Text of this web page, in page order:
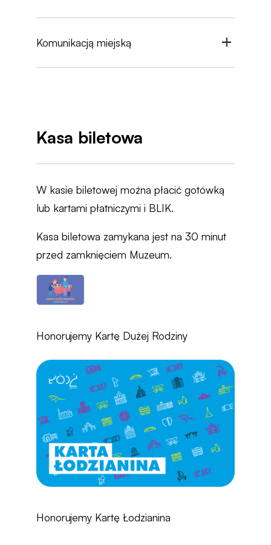
Komunikacją miejską
Kasa biletowa
W kasie biletowej można płacić gotówką
lub kartami płatniczymi i BLIK.
Kasa biletowa zamykana jest na 30 minut
przed zamknięciem Muzeum.
Honorujemy Kartę Dużej Rodziny
Honorujemy Kartę Łodzianina